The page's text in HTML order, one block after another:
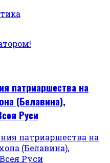
патриаршества на
(Белавина),
Руси